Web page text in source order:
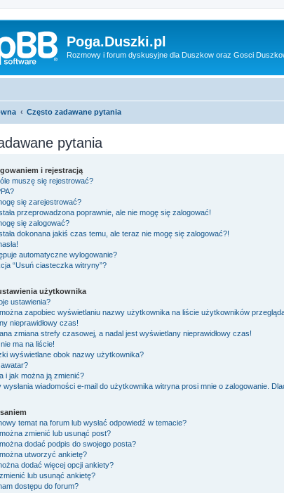
Poga.Duszki.pl
Rozmowy i forum dyskusyjne dla Duszkow oraz Gosci
Często zadawane pytania
pytania
i rejestracją
muszę się rejestrować?
się zarejestrować?
przeprowadzona poprawnie, ale nie mogę się zalogować!
się zalogować?
dokonana jakiś czas temu, ale teraz nie mogę się zalogować?!
automatyczne wylogowanie?
“Usuń ciasteczka witryny”?
użytkownika
ustawienia?
zapobiec wyświetlaniu nazwy użytkownika na liście użytkowników
nieprawidłowy czas!
zmiana strefy czasowej, a nadal jest wyświetlany nieprawidłowy czas!
ma na liście!
wyświetlane obok nazwy użytkownika?
i jak można ją zmienić?
wysłania wiadomości e-mail do użytkownika witryna prosi mnie o zalogowanie.
temat na forum lub wysłać odpowiedź w temacie?
zmienić lub usunąć post?
dodać podpis do swojego posta?
utworzyć ankietę?
dodać więcej opcji ankiety?
lub usunąć ankietę?
dostępu do forum?